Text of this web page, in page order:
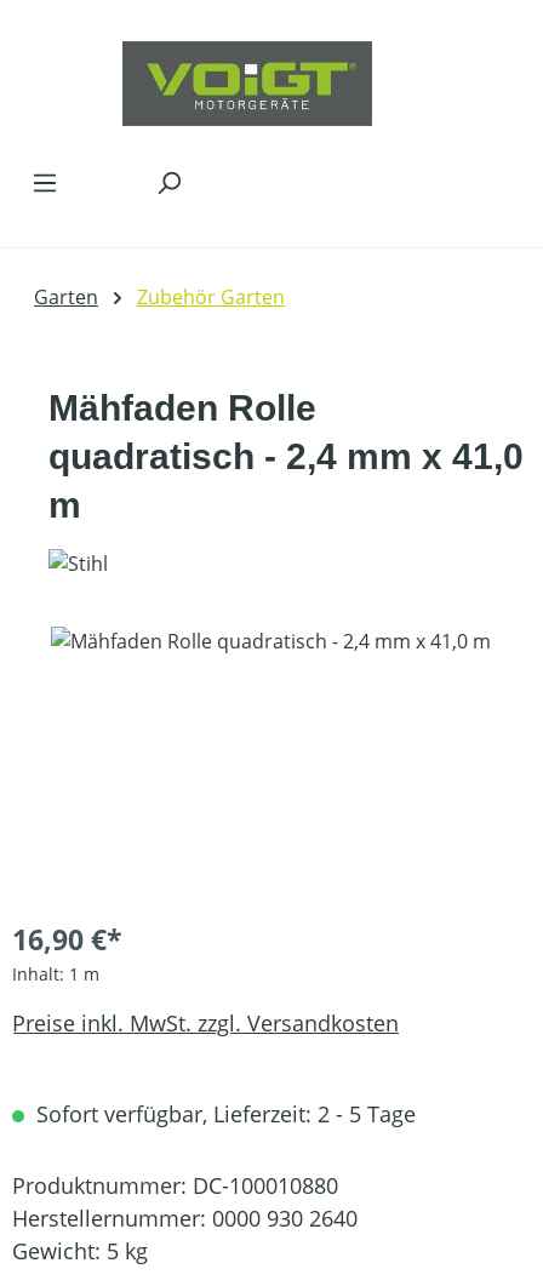
Garten Zubehör Garten
Mähfaden Rolle
quadratisch - 2,4 mm x 41,0
m
Bildergalerie überspringen
16,90 €*
Inhalt: 1 m
Preise inkl. MwSt. zzgl. Versandkosten
Sofort verfügbar, Lieferzeit: 2 - 5 Tage
Produktnummer: DC-100010880
Herstellernummer: 0000 930 2640
Gewicht: 5 kg